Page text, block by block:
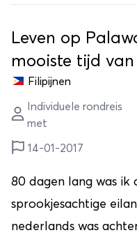
Leven op
mooiste tijd van
Filipijnen
Individuele rondreis
met
14-01-2017
80 dagen lang was ik
sprookjesachtige
nederlands was